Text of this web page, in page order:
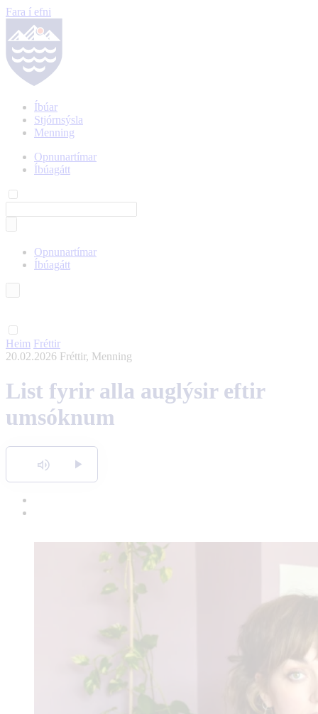
Fara í efni
Íbúar
Stjórnsýsla
Menning
Opnunartímar
Íbúagátt
Opnunartímar
Íbúagátt
Heim Fréttir
20.02.2026 Fréttir, Menning
List fyrir alla auglýsir eftir
umsóknum
Hlusta